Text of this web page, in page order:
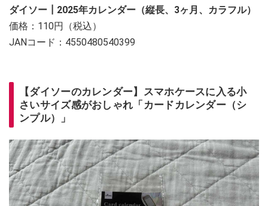
ダイソー┃2025年カレンダー（縦長、3ヶ月、カラフル）
価格：110円（税込）
JANコード：4550480540399
【ダイソーのカレンダー】スマホケースに入る小
さいサイズ感がおしゃれ「カードカレンダー（シ
ンプル）」